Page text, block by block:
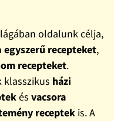
oldalunk célja,
egyszerű recepteket,
recepteket.
klasszikus házi
és vacsora
receptekis. A